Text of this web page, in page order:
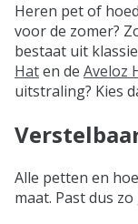
Heren pet of
voor de zomer?
bestaat uit
Haten de Aveloz
uitstraling? Kies
Alle petten en
maat. Past dus